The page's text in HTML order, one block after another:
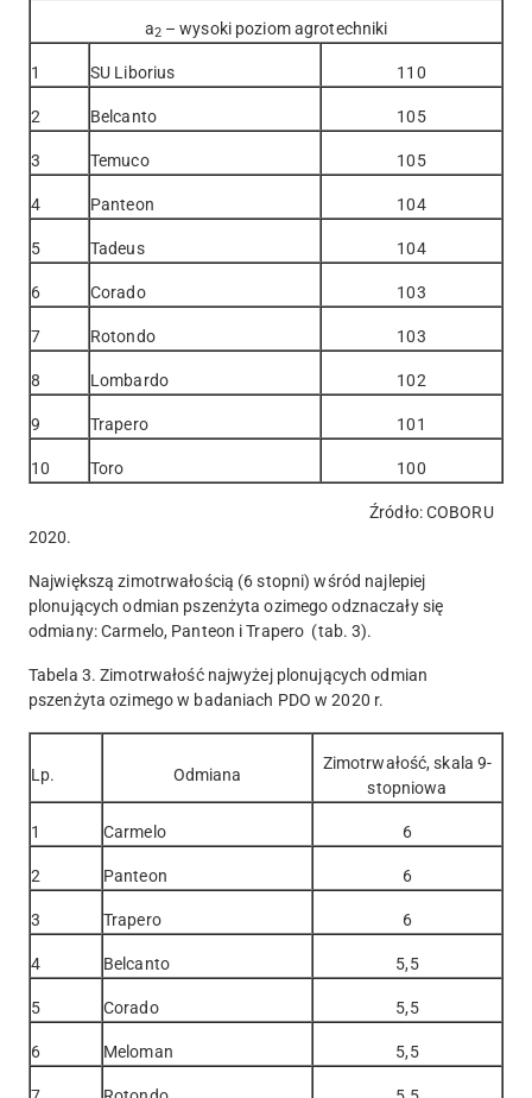
a2– wysoki poziom agrotechniki
1 SU Liborius 110
2 Belcanto 105
3 Temuco 105
4 Panteon 104
5 Tadeus 104
6 Corado 103
7 Rotondo 103
8 Lombardo 102
9 Trapero 101
10 Toro 100
Źródło: COBORU
2020.
Największą zimotrwałością (6 stopni) wśród najlepiej
plonujących odmian pszenżyta ozimego odznaczały się
odmiany: Carmelo, Panteon i Trapero (tab. 3).
Tabela 3. Zimotrwałość najwyżej plonujących odmian
pszenżyta ozimego w badaniach PDO w 2020 r.
Lp. Odmiana
Zimotrwałość, skala 9-
stopniowa
1 Carmelo 6
2 Panteon 6
3 Trapero 6
4 Belcanto 5,5
5 Corado 5,5
6 Meloman 5,5